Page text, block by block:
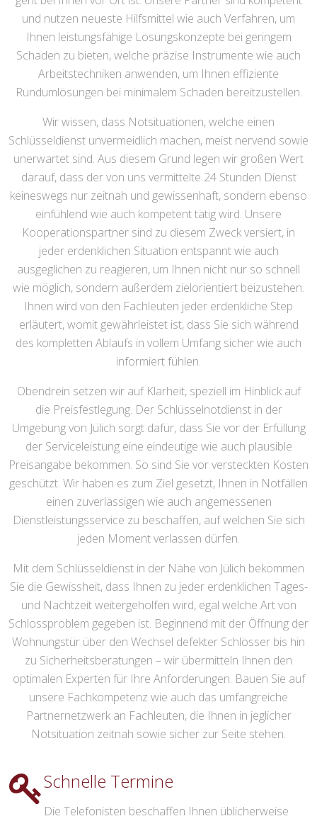
und nutzen neueste Hilfsmittel wie auch Verfahren, um
Ihnen leistungsfähige Lösungskonzepte bei geringem
Schaden zu bieten, welche präzise Instrumente wie auch
Arbeitstechniken anwenden, um Ihnen effiziente
Rundumlösungen bei minimalem Schaden bereitzustellen.
Wir wissen, dass Notsituationen, welche einen
Schlüsseldienst unvermeidlich machen, meist nervend sowie
unerwartet sind. Aus diesem Grund legen wir großen Wert
darauf, dass der von uns vermittelte 24 Stunden Dienst
keineswegs nur zeitnah und gewissenhaft, sondern ebenso
einfühlend wie auch kompetent tätig wird. Unsere
Kooperationspartner sind zu diesem Zweck versiert, in
jeder erdenklichen Situation entspannt wie auch
ausgeglichen zu reagieren, um Ihnen nicht nur so schnell
wie möglich, sondern außerdem zielorientiert beizustehen.
Ihnen wird von den Fachleuten jeder erdenkliche Step
erläutert, womit gewährleistet ist, dass Sie sich während
des kompletten Ablaufs in vollem Umfang sicher wie auch
informiert fühlen.
Obendrein setzen wir auf Klarheit, speziell im Hinblick auf
die Preisfestlegung. Der Schlüsselnotdienst in der
Umgebung von Jülich sorgt dafür, dass Sie vor der Erfüllung
der Serviceleistung eine eindeutige wie auch plausible
Preisangabe bekommen. So sind Sie vor versteckten Kosten
geschützt. Wir haben es zum Ziel gesetzt, Ihnen in Notfällen
einen zuverlässigen wie auch angemessenen
Dienstleistungsservice zu beschaffen, auf welchen Sie sich
jeden Moment verlassen dürfen.
Mit dem Schlüsseldienst in der Nähe von Jülich bekommen
Sie die Gewissheit, dass Ihnen zu jeder erdenklichen Tages-
und Nachtzeit weitergeholfen wird, egal welche Art von
Schlossproblem gegeben ist. Beginnend mit der Öffnung der
Wohnungstür über den Wechsel defekter Schlösser bis hin
zu Sicherheitsberatungen – wir übermitteln Ihnen den
optimalen Experten für Ihre Anforderungen. Bauen Sie auf
unsere Fachkompetenz wie auch das umfangreiche
Partnernetzwerk an Fachleuten, die Ihnen in jeglicher
Notsituation zeitnah sowie sicher zur Seite stehen.
Schnelle Termine
Die Telefonisten beschaffen Ihnen üblicherweise